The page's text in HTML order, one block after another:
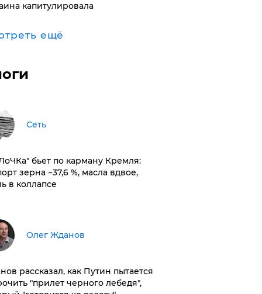
капитулировала
ещё
Сеть
бьет по карману Кремля:
зерна −37,6 %, масла вдвое,
в коллапсе
Олег Жданов
рассказал, как Путин пытается
"прилет черного лебедя",